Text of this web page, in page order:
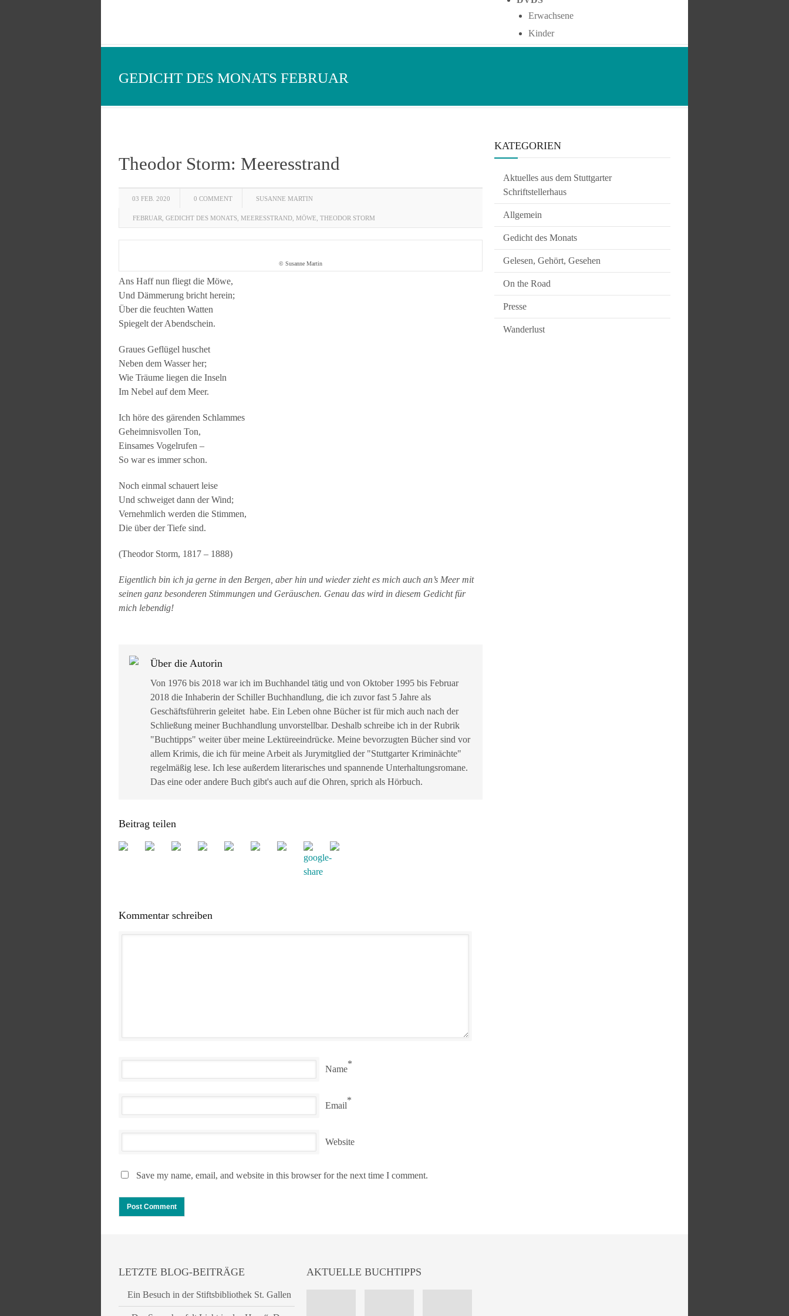
Erwachsene
Kinder
GEDICHT DES MONATS FEBRUAR
Theodor Storm: Meeresstrand
03 FEB. 2020 0 COMMENT SUSANNE MARTIN
FEBRUAR GEDICHT DES MONATS MEERESSTRAND MÖWE THEODOR STORM
© Susanne Martin
Ans Haff nun fliegt die Möwe,
Und Dämmerung bricht herein;
Über die feuchten Watten
Spiegelt der Abendschein.
Graues Geflügel huschet
Neben dem Wasser her;
Wie Träume liegen die Inseln
Im Nebel auf dem Meer.
Ich höre des gärenden Schlammes
Geheimnisvollen Ton,
Einsames Vogelrufen –
So war es immer schon.
Noch einmal schauert leise
Und schweiget dann der Wind;
Vernehmlich werden die Stimmen,
Die über der Tiefe sind.
(Theodor Storm, 1817 – 1888)
Eigentlich bin ich ja gerne in den Bergen, aber hin und wieder zieht es mich auch an’s Meer mit
seinen ganz besonderen Stimmungen und Geräuschen. Genau das wird in diesem Gedicht für
mich lebendig!
Über die Autorin
Von 1976 bis 2018 war ich im Buchhandel tätig und von Oktober 1995 bis Februar
2018 die Inhaberin der Schiller Buchhandlung, die ich zuvor fast 5 Jahre als
Geschäftsführerin geleitet habe. Ein Leben ohne Bücher ist für mich auch nach der
Schließung meiner Buchhandlung unvorstellbar. Deshalb schreibe ich in der Rubrik
"Buchtipps" weiter über meine Lektüreeindrücke. Meine bevorzugten Bücher sind vor
allem Krimis, die ich für meine Arbeit als Jurymitglied der "Stuttgarter Kriminächte"
regelmäßig lese. Ich lese außerdem literarisches und spannende Unterhaltungsromane.
Das eine oder andere Buch gibt's auch auf die Ohren, sprich als Hörbuch.
Beitrag teilen
Kommentar schreiben
Name
*
Email
*
Website
Save my name, email, and website in this browser for the next time I comment.
KATEGORIEN
Aktuelles aus dem Stuttgarter
Schriftstellerhaus
Allgemein
Gedicht des Monats
Gelesen, Gehört, Gesehen
On the Road
Presse
Wanderlust
LETZTE BLOG-BEITRÄGE
Ein Besuch in der Stiftsbibliothek St. Gallen
AKTUELLE BUCHTIPPS